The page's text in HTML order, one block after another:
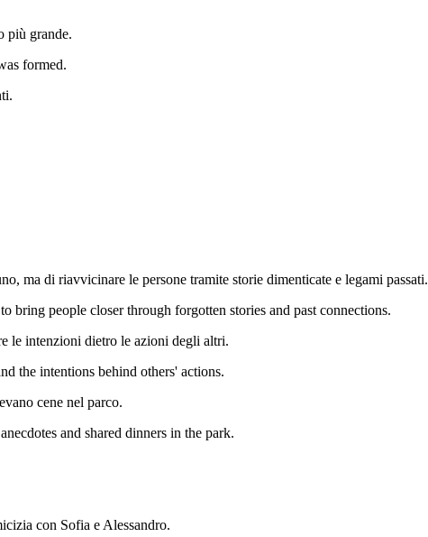
più grande.
formed.
ma di riavvicinare le persone tramite storie dimenticate e legami passati.
bring people closer through forgotten stories and past connections.
le intenzioni dietro le azioni degli altri.
the intentions behind others' actions.
cene nel parco.
and shared dinners in the park.
con Sofia e Alessandro.